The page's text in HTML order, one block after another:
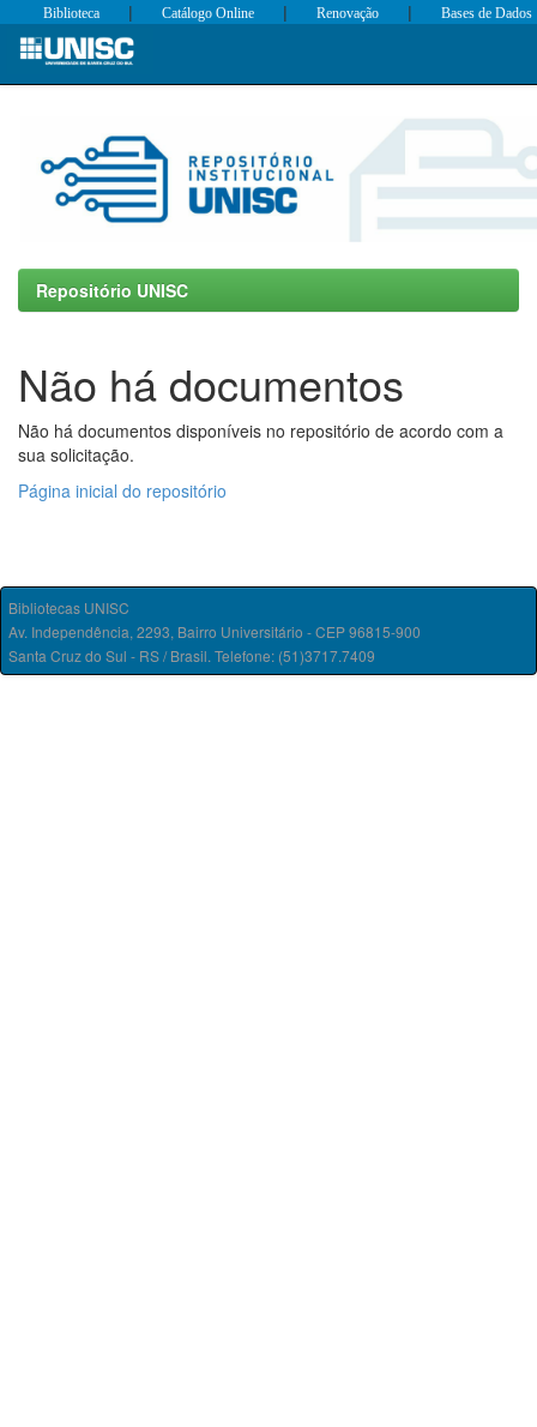
Skip
Biblioteca | Catálogo Online | Renovação | Bases de Dados
Repositório UNISC
Não há documentos
Não há documentos disponíveis no repositório de acordo com a
sua solicitação.
Página inicial do repositório
Bibliotecas UNISC
Av. Independência, 2293, Bairro Universitário - CEP 96815-900
Santa Cruz do Sul - RS / Brasil. Telefone: (51)3717.7409